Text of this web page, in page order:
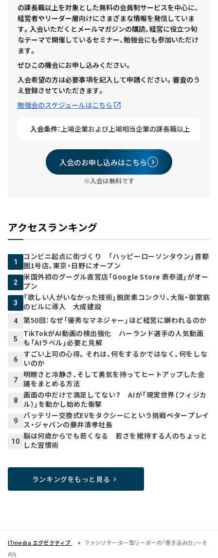
の課長職以上を対象とした無料の会員制サービスを中心に、
経営者やリーダー層向けにさまざまな情報を発信していま
す。入会いただくとメールマガジンの購読、経営に役立つ旬
なテーマで開催しているセミナー、勉強会にも参加いただけ
ます。
ぜひこの機会にお申し込みください。
入会希望の方は必要事項を記入して申請ください。審査のう
え登録させていただきます。
勉強会のスケジュールはこちら
入会条件：上場企業および上場相当企業の課長職以上
入会のお申し込みはこちら
※入会は無料です
アクセスランキング
1
コンビニ起点に街づくり 「ハッピーローソンタウン」首都
圏1号店、東京・日野にオープン
2
米国外初のグーグル直営店「Google Store 表参道」がオー
プン
3
「欲しい人がいなかった技術」脱炭素コンクリ、大阪・御堂筋
のビルに導入 大成建設
4 第50回：なぜ「優秀なマネジャー」ほど経営に嫌われるのか
5
TikTokがAI動画の検出強化 ハーランド選手の人気動画
も「AIラベル」必要と見解
6
すごい上司の心得。それは、何をするかではなく、何をしな
いのか
7
明瞭さと冷静さ、そして勇気を持ってヒートアップした会
議をまとめる方法
8
画面の中だけで満足してない？ AIが「現実世界（フィジカ
ル）」を動かし始めた衝撃
9
バッテリー交換式EVをタクシーにという挑戦――ベタープレイ
ス・ジャパンの藤井清孝社長
10
脳は何歳からでも若くなる 若さを維持する人のちょっと
した習慣術
ランキングをもっと見る
ITmedia エグゼクティブ
ファシリテーター型リーダーの「巻き込み力」～そ
の5